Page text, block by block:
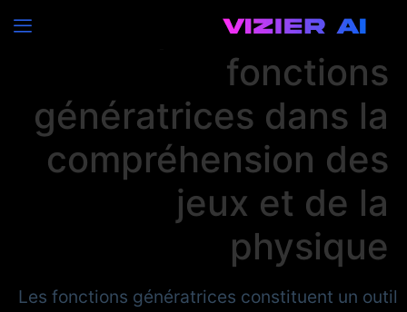
L’importance des
fonctions
génératrices dans la
compréhension des
jeux et de la
physique
Les fonctions génératrices constituent un outil